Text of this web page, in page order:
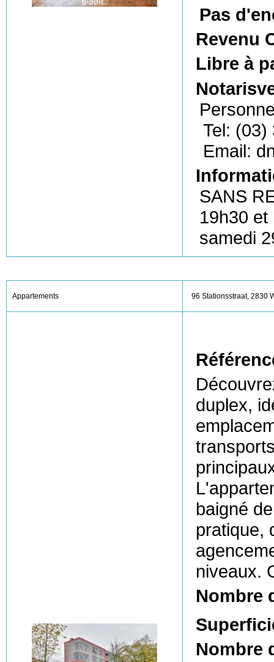
Pas
Revenu
Libre à
Tel: (03)
Email:
SANS
19h30
samedi
Appartements 96 Stationsstraat, 2830
duplex,
baigné
pratique,
niveaux.
Nombre
Nombre